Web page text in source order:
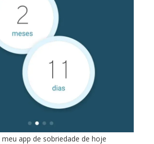
app de sobriedade de hoje